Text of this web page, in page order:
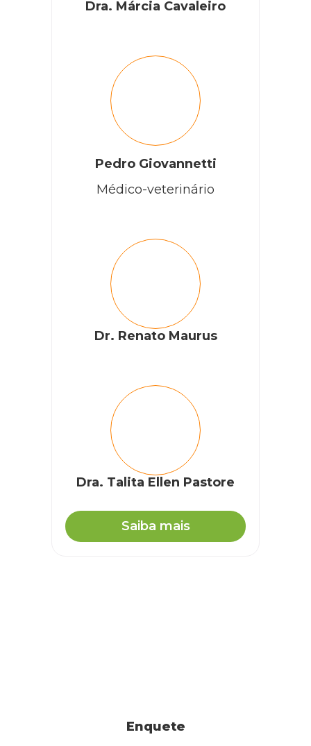
Dra. Márcia Cavaleiro
Pedro Giovannetti
Médico-veterinário
Dr. Renato Maurus
Dra. Talita Ellen Pastore
Saiba mais
Enquete